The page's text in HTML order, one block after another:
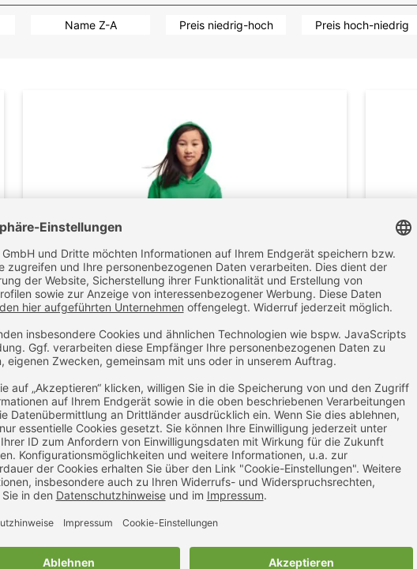
Name Z-A Preis niedrig-hoch Preis hoch-niedrig
FOTL Kinder-Kapuzen-Sweats Classic
PRODUKT
13,95 € 16,60 €
FHB